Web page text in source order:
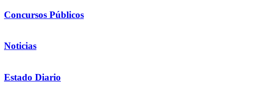
Concursos Públicos
Noticias
Estado Diario